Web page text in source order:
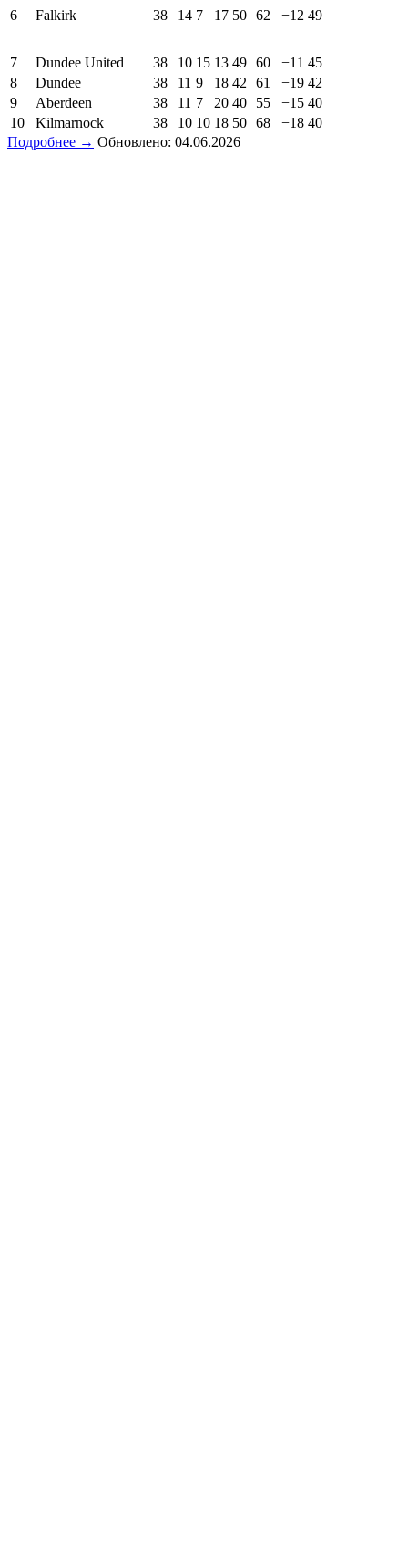
6
Falkirk 38 14 7 17 50 62 −12 49
7 Dundee United 38 10 15 13 49 60 −11 45
8
Dundee 38 11 9 18 42 61 −19 42
9
Aberdeen 38 11 7 20 40 55 −15 40
10
Kilmarnock 38 10 10 18 50 68 −18 40
Подробнее → Обновлено: 04.06.2026